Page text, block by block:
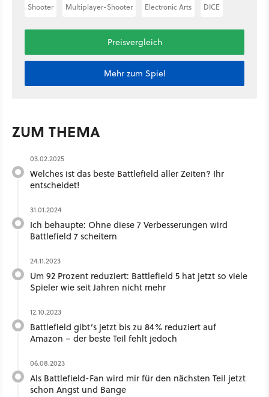
Shooter Multiplayer-Shooter Electronic Arts DICE
Preisvergleich
Mehr zum Spiel
ZUM THEMA
03.02.2025
Welches ist das beste Battlefield aller Zeiten? Ihr
entscheidet!
31.01.2024
Ich behaupte: Ohne diese 7 Verbesserungen wird
Battlefield 7 scheitern
24.11.2023
Um 92 Prozent reduziert: Battlefield 5 hat jetzt so viele
Spieler wie seit Jahren nicht mehr
12.10.2023
Battlefield gibt’s jetzt bis zu 84% reduziert auf
Amazon – der beste Teil fehlt jedoch
06.08.2023
Als Battlefield-Fan wird mir für den nächsten Teil jetzt
schon Angst und Bange